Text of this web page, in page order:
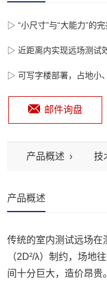
▷ “小尺寸”与“大能力”的
▷ 近距离内实现远场测试
▷ 可写字楼部署，占地小
邮件询盘
产品概述 技
产品概述
传统的室内测试远场在
（2D²/λ）制约，场地
间十分巨大，造价昂贵。